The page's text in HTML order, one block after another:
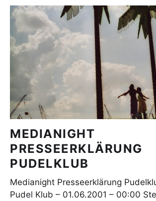
MEDIANIGHT
PRESSEERKLÄRUNG
PUDELKLUB
Medianight Presseerklärung
Pudel Klub – 01.06.2001 – 00:00